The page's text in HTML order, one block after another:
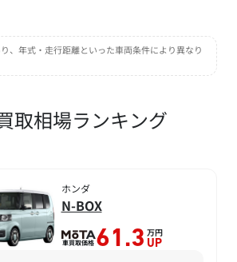
、年式・走行距離といった車両条件により異なり
取相場ランキング
ホンダ
N-BOX
車買取価格61.3 万円
UP